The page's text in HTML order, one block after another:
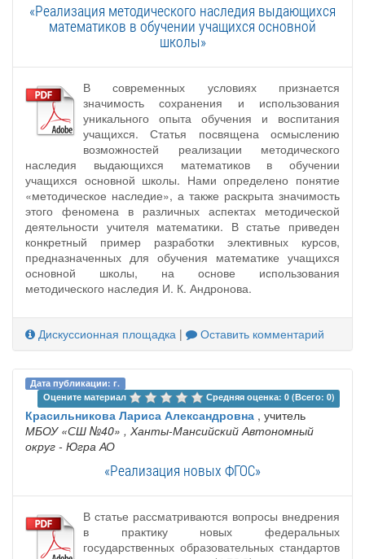
«Реализация методического наследия выдающихся
математиков в обучении учащихся основной
школы»
В современных условиях признается
значимость сохранения и использования
уникального опыта обучения и воспитания
учащихся. Статья посвящена осмыслению
возможностей реализации методического
наследия выдающихся математиков в обучении
учащихся основной школы. Нами определено понятие
«методическое наследие», а также раскрыта значимость
этого феномена в различных аспектах методической
деятельности учителя математики. В статье приведен
конкретный пример разработки элективных курсов,
предназначенных для обучения математике учащихся
основной школы, на основе использования
методического наследия И. К. Андронова.
Дискуссионная площадка | Оставить комментарий
Дата публикации: г.
Оцените материал
Средняя оценка: 0 (Всего: 0)
Красильникова Лариса Александровна , учитель
МБОУ «СШ №40» , Ханты-Мансийский Автономный
округ - Югра АО
«Реализация новых ФГОС»
В статье рассматриваются вопросы внедрения
в практику новых федеральных
государственных образовательных стандартов